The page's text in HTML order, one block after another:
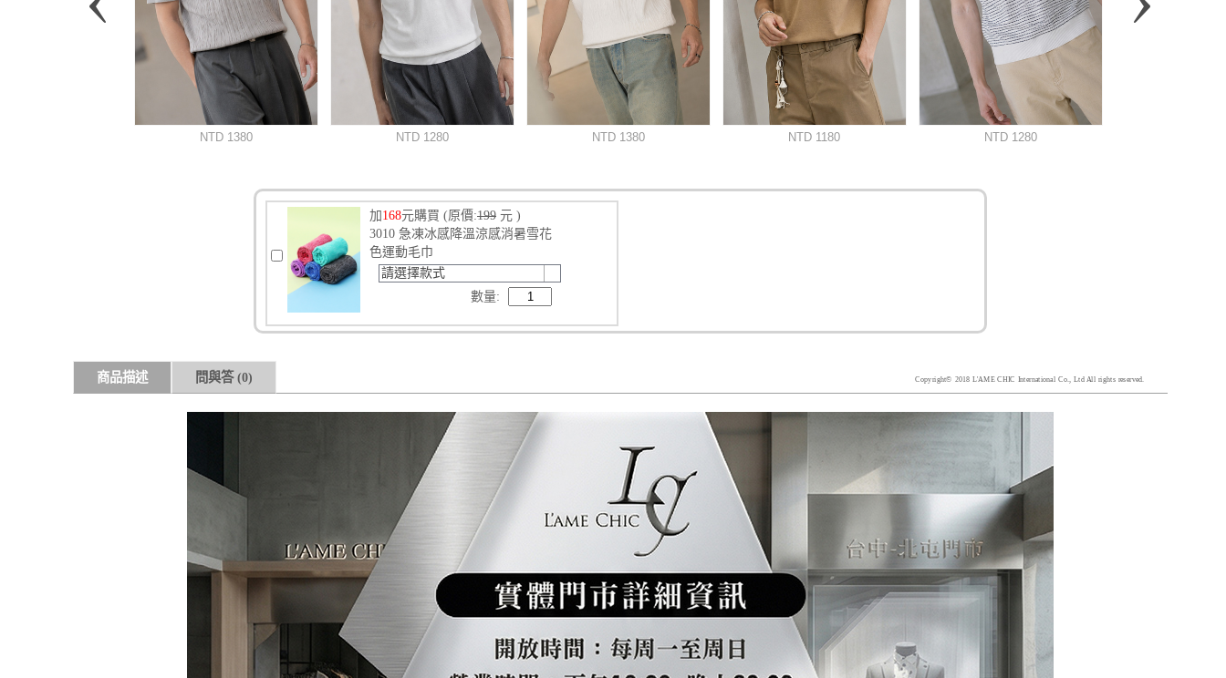
加 168元購買 (原價:199 元 )
3010 急凍冰感降溫涼感消暑雪花
色運動毛巾
請選擇款式
數量:
商品描述 問與答(0) Copyright© 2018 L'AME CHIC International Co., Ltd All rights reserved.